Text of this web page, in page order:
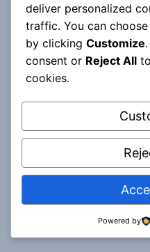
deliver personalized
traffic. You can
by clicking Customize
consent or Reject All
cookies.
Powered by